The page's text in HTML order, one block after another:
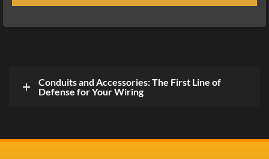
Conduits and Accessories: The First Line of
Defense for Your Wiring